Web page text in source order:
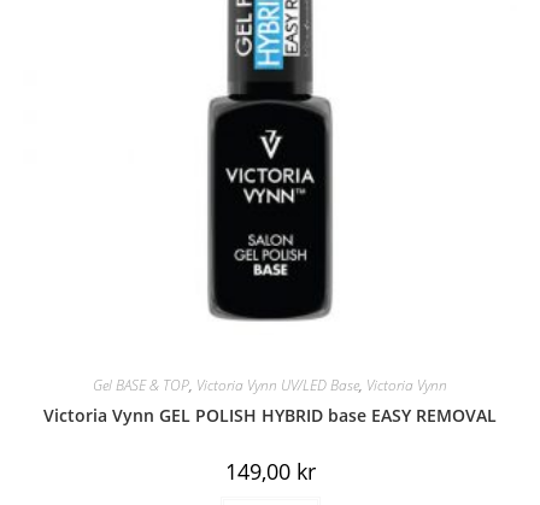
Gel BASE & TOP, Victoria Vynn UV/LED Base, Victoria Vynn
Victoria Vynn GEL POLISH HYBRID base EASY REMOVAL
149,00 kr